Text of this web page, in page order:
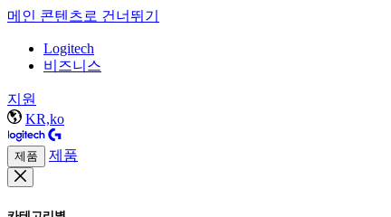
메인 콘텐츠로 건너뛰기
Logitech
비즈니스
지원
KR,ko
제품 제품